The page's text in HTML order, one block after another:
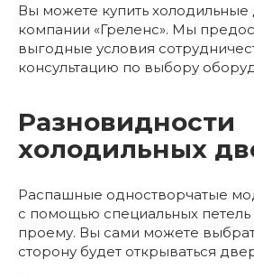
Вы можете купить
компании «Греленс». Мы
выгодные условия
консультацию по выбору
Разновидности
холодильных
Распашные одностворчатые
с помощью специальных
проему. Вы сами можете
сторону будет открываться